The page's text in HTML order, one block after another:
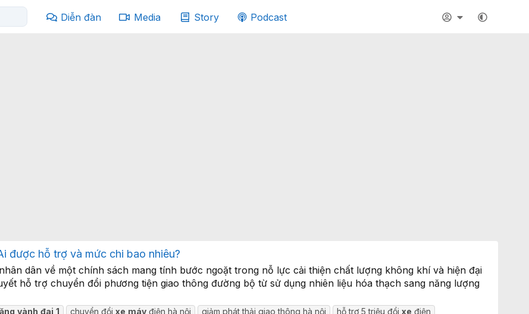
Diễn đàn Media Story Podcast
được hỗ trợ và mức chi bao nhiêu?
dân về một chính sách mang tính bước ngoặt trong nỗ lực cải thiện chất lượng không khí và hiện đại
hỗ trợ chuyển đổi phương tiện giao thông đường bộ từ sử dụng nhiên liệu hóa thạch sang năng lượng
vành đai 1 chuyển đổixe máy điện hà nội giảm phát thải giao thông hà nội hỗ trợ 5 triệu đổixe điện